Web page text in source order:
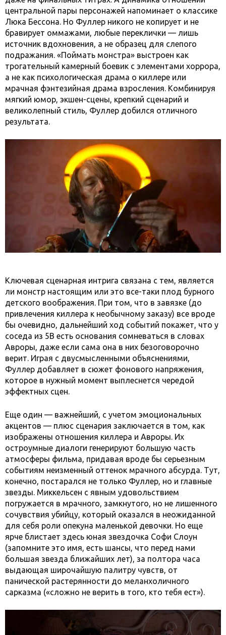
центральной пары персонажей напоминает о классике
Люка Бессона. Но Фуллер никого не копирует и не
бравирует оммажами, любые переклички — лишь
источник вдохновения, а не образец для слепого
подражания. «Поймать монстра» выстроен как
трогательный камерный боевик с элементами хоррора,
а не как психологическая драма о киллере или
мрачная фэнтезийная драма взросления. Комбинируя
мягкий юмор, экшен-сцены, крепкий сценарий и
великолепный стиль, Фуллер добился отличного
результата.
Ключевая сценарная интрига связана с тем, является
ли монстр настоящим или это все-таки плод бурного
детского воображения. При том, что в завязке (до
привлечения киллера к необычному заказу) все вроде
бы очевидно, дальнейший ход событий покажет, что у
соседа из 5В есть основания сомневаться в словах
Авроры, даже если сама она в них безоговорочно
верит. Играя с двусмысленными объяснениями,
Фуллер добавляет в сюжет фонового напряжения,
которое в нужный момент выплеснется чередой
эффектных сцен.
Еще один — важнейший, с учетом эмоциональных
акцентов — плюс сценария заключается в том, как
изображены отношения киллера и Авроры. Их
остроумные диалоги генерируют большую часть
атмосферы фильма, придавая вроде бы серьезным
событиям неизменный оттенок мрачного абсурда. Тут,
конечно, постарался не только Фуллер, но и главные
звезды. Миккельсен с явным удовольствием
погружается в мрачного, замкнутого, но не лишенного
сочувствия убийцу, который оказался в неожиданной
для себя роли опекуна маленькой девочки. Но еще
ярче блистает здесь юная звездочка Софи Слоун
(запомните это имя, есть шансы, что перед нами
большая звезда ближайших лет), за полтора часа
выдающая широчайшую палитру чувств, от
панической растерянности до меланхоличного
сарказма («сложно не верить в того, кто тебя ест»).